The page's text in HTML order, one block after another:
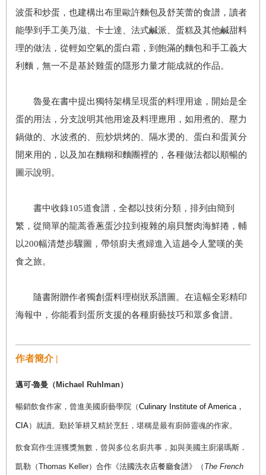
波蛋和炒蛋，也建構出布里歐許麵包及舒芙蕾的食譜，讀者
能學到手工美乃滋、卡士達、法式鹹派、蛋糕及其他鹹甜料
理的做法，從輕如空氣的蛋白霜，到飽滿的麵包和手工義大
利麵，無一不是基於雞蛋的隱形力量才能成就的作品。
魯曼在書中提出獨特架構呈現蛋的料理用途，開始是全
蛋的用法，分支說明其他用途及料理應用，如用煮的、壓力
鍋做的、水波煮的、煎炒烘烤的、隔水燙的、蛋白和蛋黃分
開來用的，以及加在麵糊和麵團裡的，各種做法都以順暢的
圖示說明。
書中收錄105道食譜，全都以技術分類，排列由簡到
繁，從簡單的龍蒿香蔥蛋沙拉到複雜的扇貝蟹肉海鮮捲，輔
以200幅清楚步驟圖，帶領廚夫煮婦進入這趟令人驚嘆的美
食之旅。
隨書附贈作者獨創蛋料理樹狀系譜圖。在這幅全彩精印
海報中，你能看到蛋所支援的各種廚藝技巧和眾多食譜。
作者簡介 |
邁可‧魯曼（Michael Ruhlman）
暢銷飲食作家，曾進美國廚藝學院（Culinary Institute of America ，
CIA）就讀。勤於筆耕又精於烹飪，堪稱是最有廚師靈魂的作家。
飲食寫作生涯獲獎無數，曾與多位名廚共事，如與美國主廚湯瑪斯．
凱勒（Thomas Keller）合作《法國洗衣店餐廳食譜》（ The French